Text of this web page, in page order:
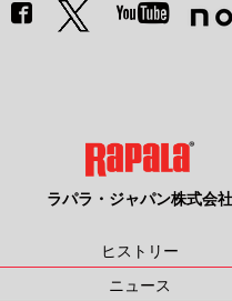
ラパラ・ジャパン株式会社
ヒストリー
ニュース